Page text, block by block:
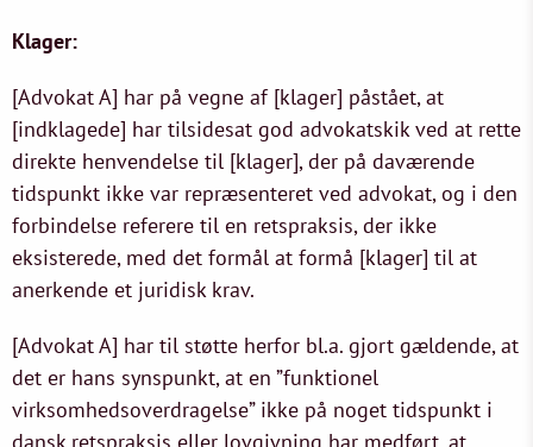
Klager:
[Advokat A] har på vegne af [klager] påstået, at
[indklagede] har tilsidesat god advokatskik ved at rette
direkte henvendelse til [klager], der på daværende
tidspunkt ikke var repræsenteret ved advokat, og i den
forbindelse referere til en retspraksis, der ikke
eksisterede, med det formål at formå [klager] til at
anerkende et juridisk krav.
[Advokat A] har til støtte herfor bl.a. gjort gældende, at
det er hans synspunkt, at en ”funktionel
virksomhedsoverdragelse” ikke på noget tidspunkt i